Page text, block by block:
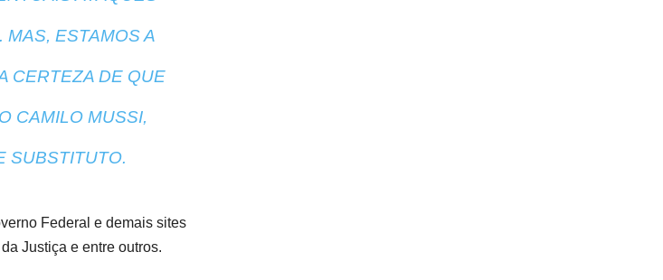
MAS, ESTAMOS A
CERTEZA DE QUE
CAMILO MUSSI,
SUBSTITUTO.
Federal e demais sites
Justiça e entre outros.